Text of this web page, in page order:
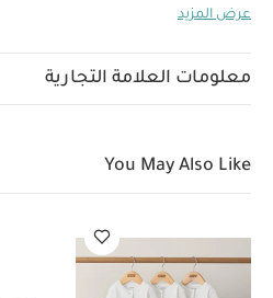
مع تشكيلة كراسي سناكس المرتفعة
أنواع الكراسي المرتفعة يتميز
مع جميع أنواع الكراسي المرتفعة
قد يعجبك أيضاً:
طقم
أبيض - 3 قطع
حافظة ايباد بسحاب
تسنين لحمالة أطفال وان من بيبي بيورن
عرض المزيد
معلومات العلامة التجارية
You May Also Like